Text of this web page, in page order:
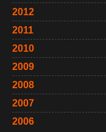
2012
2011
2010
2009
2008
2007
2006